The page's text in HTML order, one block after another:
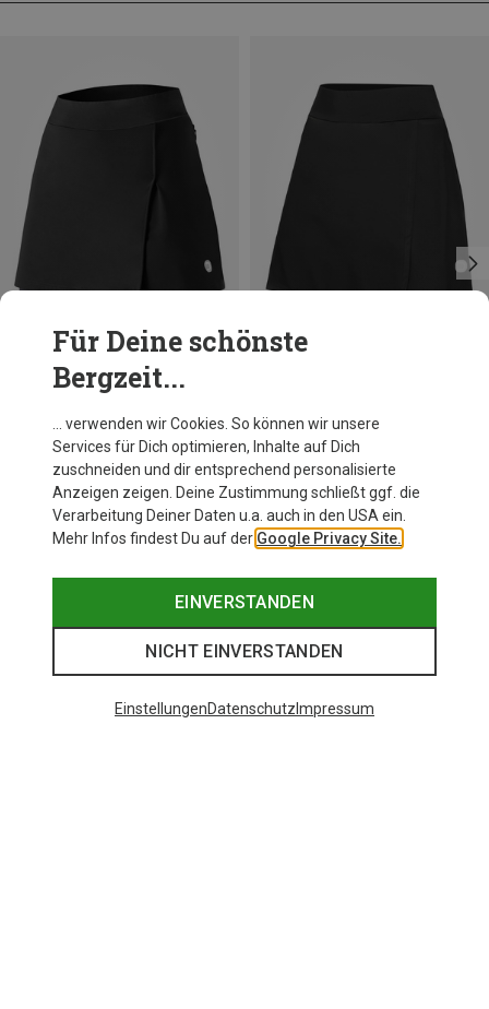
Du sparst 63%
Für Deine schönste
Bergzeit...
… verwenden wir Cookies. So können wir unsere
Services für Dich optimieren, Inhalte auf Dich
zuschneiden und dir entsprechend personalisierte
Anzeigen zeigen. Deine Zustimmung schließt ggf. die
Verarbeitung Deiner Daten u.a. auch in den USA ein.
Mehr Infos findest Du auf der Google Privacy Site.
EINVERSTANDEN
NICHT EINVERSTANDEN
EinstellungenDatenschutz Impressum